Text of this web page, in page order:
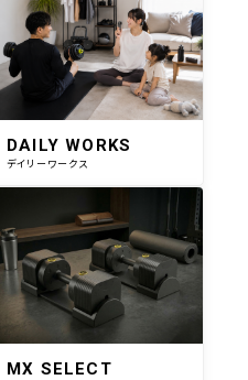
DAILY WORKS
デイリーワークス
MX SELECT